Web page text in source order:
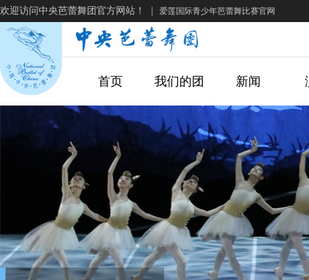
欢迎访问中央芭蕾舞团官方网站！ 爱莲国际青少年芭蕾舞比赛官网
首页 我们的团 新闻